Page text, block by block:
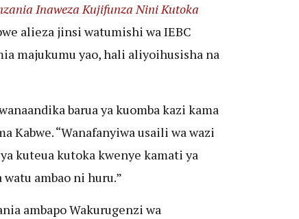
Inaweza Kujifunza Nini Kutoka
alieza jinsi watumishi wa IEBC
majukumu yao, hali aliyoihusisha na
barua ya kuomba kazi kama
Kabwe. “Wanafanyiwa usaili wa wazi
kuteua kutoka kwenye kamati ya
ambao ni huru.”
ambapo Wakurugenzi wa